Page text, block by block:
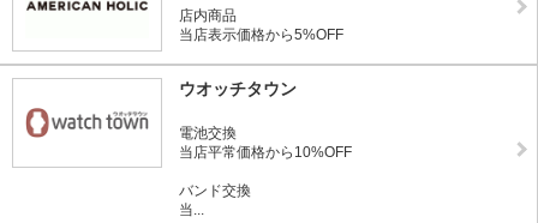
店内商品
当店表示価格から5%OFF
ウオッチタウン
電池交換
当店平常価格から10%OFF
バンド交換
当...